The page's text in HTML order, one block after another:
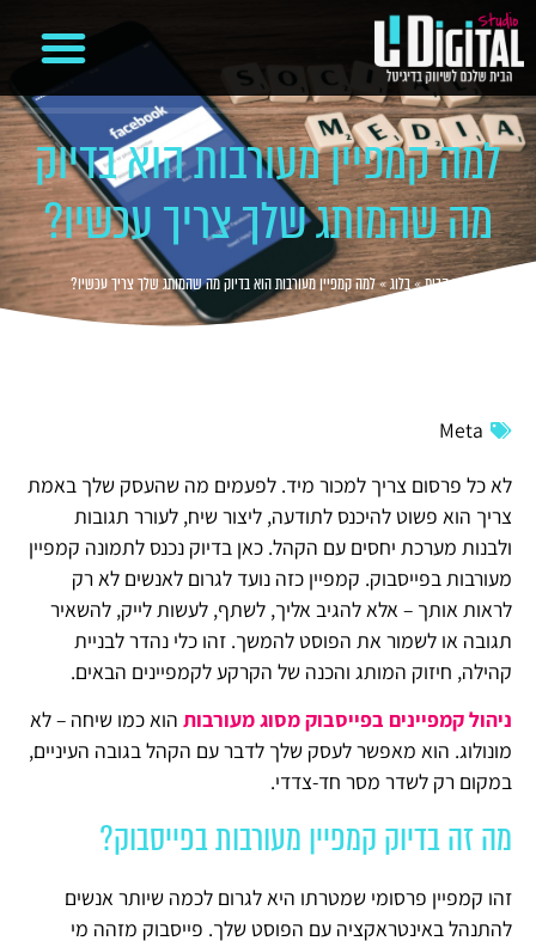
למה קמפיין מעורבות הוא בדיוק
מה שהמותג שלך צריך עכשיו?
דף הבית»בלוג»למה קמפיין מעורבות הוא בדיוק מה שהמותג שלך צריך עכשיו?
Meta
לא כל פרסום צריך למכור מיד. לפעמים מה שהעסק שלך באמת
צריך הוא פשוט להיכנס לתודעה, ליצור שיח, לעורר תגובות
ולבנות מערכת יחסים עם הקהל. כאן בדיוק נכנס לתמונה קמפיין
מעורבות בפייסבוק. קמפיין כזה נועד לגרום לאנשים לא רק
לראות אותך – אלא להגיב אליך, לשתף, לעשות לייק, להשאיר
תגובה או לשמור את הפוסט להמשך. זהו כלי נהדר לבניית
קהילה, חיזוק המותג והכנה של הקרקע לקמפיינים הבאים.
ניהול קמפיינים בפייסבוק מסוג מעורבות הוא כמו שיחה – לא
מונולוג. הוא מאפשר לעסק שלך לדבר עם הקהל בגובה העיניים,
במקום רק לשדר מסר חד-צדדי.
מה זה בדיוק קמפיין מעורבות בפייסבוק?
זהו קמפיין פרסומי שמטרתו היא לגרום לכמה שיותר אנשים
להתנהל באינטראקציה עם הפוסט שלך. פייסבוק מזהה מי